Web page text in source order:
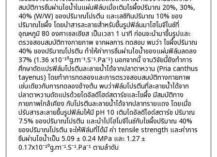
สมบัติการซึมผ่านไอน้ำในแผ่นฟิล์มเมื่อเติมไขผึ้งปริมาณ 20%, 30%,
40% (W/W) ของปริมาณโปรตีน และเลซิทินปริมาณ 10% ของ
ปริมาณไขผึ้ง โดยนำสารละลายสำหรับขึ้นรูปฟิล์มมาโฮโมจีไนซ์ที่
อุณหภูมิ 80 องศาเซลเซียส เป็นเวลา 1 นาที ก่อนจะนำมาขึ้นรูปและ
ตรวจสอบสมบัติทางกายภาพ จากผลการ ทดสอบ พบว่า ไขผึ้งปริมาณ
40% ของปริมาณโปรตีน ทำให้ค่าการซึมผ่านไอน้ำของแผ่นฟิล์มลดลง
37% (1.36 x10⁻¹⁰g.m⁻¹.S⁻¹.Pa⁻¹) นอกจากนี้ งานวิจัยนี้ยังทำการ
ศึกษาดัดแปรฟิล์มโปรตีนละลายน้ำได้จากปลาตาหวาน (Pria canthus
tayenus) โดยทำการทดลองและการตรวจสอบสมบัติทางกายภาพ
เช่นเดียวกับการทดลองข้างต้น พบว่าฟิล์มโปรตีนที่ละลายน้ำได้จาก
ปลาตาหวานดัดแปรด้วยไดอัลดีไฮด์สตาร์ชและไขผึ้ง มีสมบัติทาง
กายภาพใกล้เคียง กับโปรตีนละลายน้ำได้จากปลาทรายแดง โดยเมื่อ
ปรับสารละลายขึ้นรูปฟิล์มไห้มี pH 10 เติมไดอัลดีไอด์สตาร์ช ปริมาณ
7.5% ของปริมาณโปรตีน และนำไปโฮโมจีไนซ์กับไขผึ้งปริมาณ 40%
ของปริมาณโปรตีน จะให้ฟิล์มที่ได้มี ค่า tensile strength และค่าการ
ซึมผ่านไอน้ำเป็น 5.09 ± 0.24 MPa และ 1.27 ±
0.17x10⁻¹⁰g.m⁻¹.S⁻¹.Pa⁻¹ ตามลำดับ